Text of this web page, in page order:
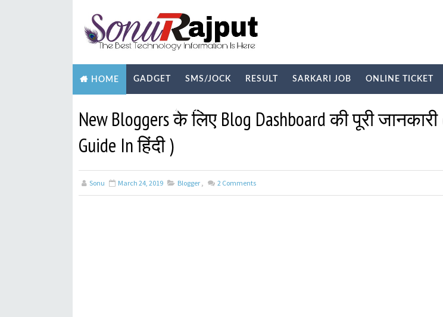
HOME GADGET SMS/JOCK RESULT SARKARI JOB ONLINE TICKET
TECHNOLOGY
New Bloggers के लिए Blog Dashboard की पूरी
Guide In हिंदी )
Sonu March 24, 2019 Blogger 2 Comments